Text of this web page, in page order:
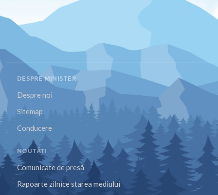
DESPRE MINISTER
Despre noi
Sitemap
Conducere
NOUTĂȚI
Comunicate de presă
Rapoarte zilnice starea mediului